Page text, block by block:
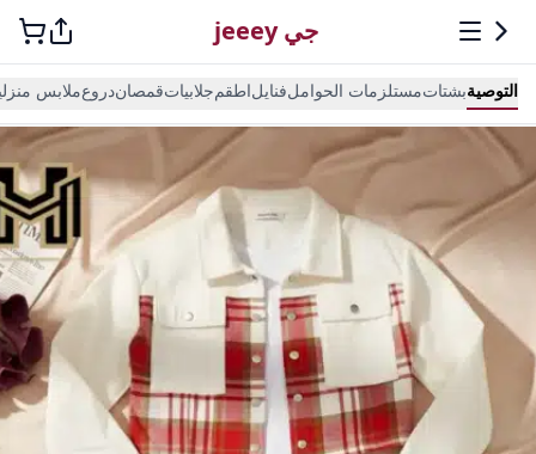
جي jeeey
التوصيةبشتاتمستلزمات الحواملفنايلاطقمجلابياتقمصاندروعملابس